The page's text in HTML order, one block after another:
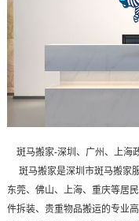
斑马搬家-深圳、广州、上海
斑马搬家是深圳市斑马搬家
东莞、佛山、上海、重庆等居
件拆装、贵重物品搬运的专业